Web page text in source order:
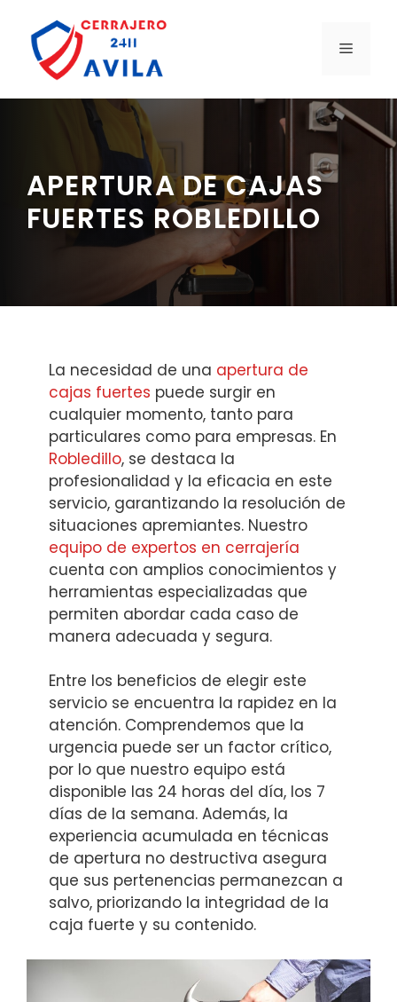
contenido
MENÚ
APERTURA DE CAJAS
FUERTES ROBLEDILLO
La necesidad de una apertura de
cajas fuertes puede surgir en
cualquier momento, tanto para
particulares como para empresas. En
Robledillo, se destaca la
profesionalidad y la eficacia en este
servicio, garantizando la resolución de
situaciones apremiantes. Nuestro
equipo de expertos en cerrajería
cuenta con amplios conocimientos y
herramientas especializadas que
permiten abordar cada caso de
manera adecuada y segura.
Entre los beneficios de elegir este
servicio se encuentra la rapidez en la
atención. Comprendemos que la
urgencia puede ser un factor crítico,
por lo que nuestro equipo está
disponible las 24 horas del día, los 7
días de la semana. Además, la
experiencia acumulada en técnicas
de apertura no destructiva asegura
que sus pertenencias permanezcan a
salvo, priorizando la integridad de la
caja fuerte y su contenido.